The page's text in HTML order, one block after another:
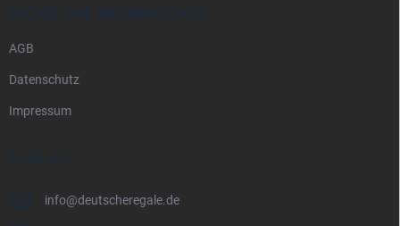
RECHTLICHE INFORMATIONEN
AGB
Datenschutz
Impressum
KONTAKT
info@deutscheregale.de